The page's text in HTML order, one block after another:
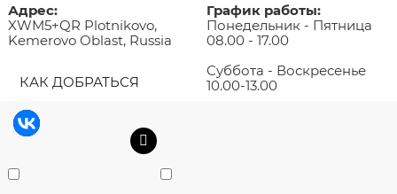
Адрес:
XWM5+QR Plotnikovo,
Kemerovo Oblast, Russia
КАК ДОБРАТЬСЯ
График работы:
Понедельник - Пятница
08.00 - 17.00
Суббота - Воскресенье
10.00-13.00